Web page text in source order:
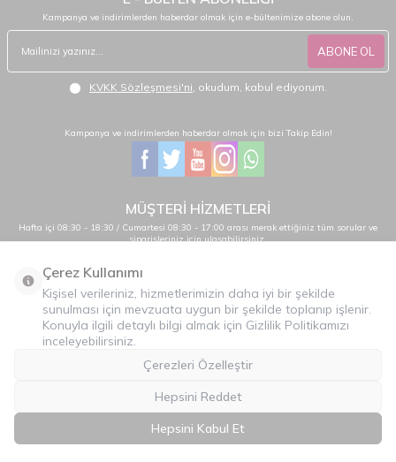
Kampanya ve indirimlerden haberdar olmak için e-bültenimize abone olun.
ABONE OL
KVKK Sözleşmesi'ni, okudum, kabul ediyorum.
Kampanya ve indirimlerden haberdar olmak için bizi Takip Edin!
MÜŞTERİ HİZMETLERİ
Hafta içi 08:30 - 18:30 / Cumartesi 08:30 - 17:00 arası merak ettiğiniz tüm sorular ve
siparişleriniz için ulaşabilirsiniz.
0232 484 38 44 - 0533 330 88 95
Önemli Bilgiler
Hızlı Erişim
İLETİŞİM
T-SoftE-TicaretSistemleriyle Hazırlanmıştır.
Çerez Kullanımı
Kişisel verileriniz, hizmetlerimizin daha iyi bir şekilde
sunulması için mevzuata uygun bir şekilde toplanıp işlenir.
Konuyla ilgili detaylı bilgi almak için Gizlilik Politikamızı
inceleyebilirsiniz.
Çerezleri Özelleştir
Hepsini Reddet
Hepsini Kabul Et